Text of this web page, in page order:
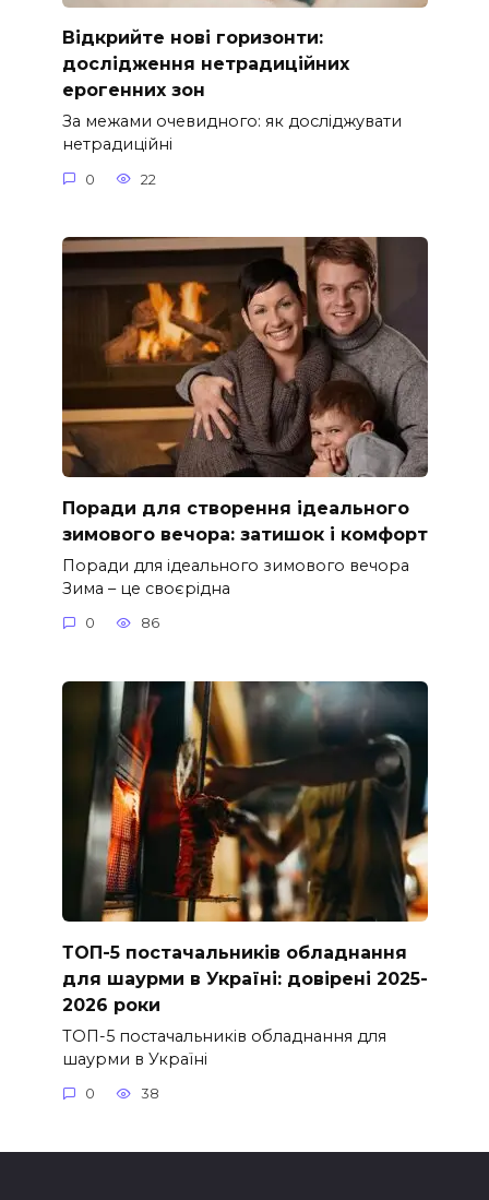
Відкрийте нові горизонти:
дослідження нетрадиційних
ерогенних зон
За межами очевидного: як досліджувати
нетрадиційні
0 22
Поради для створення ідеального
зимового вечора: затишок і комфорт
Поради для ідеального зимового вечора
Зима – це своєрідна
0 86
ТОП-5 постачальників обладнання
для шаурми в Україні: довірені 2025-
2026 роки
ТОП-5 постачальників обладнання для
шаурми в Україні
0 38